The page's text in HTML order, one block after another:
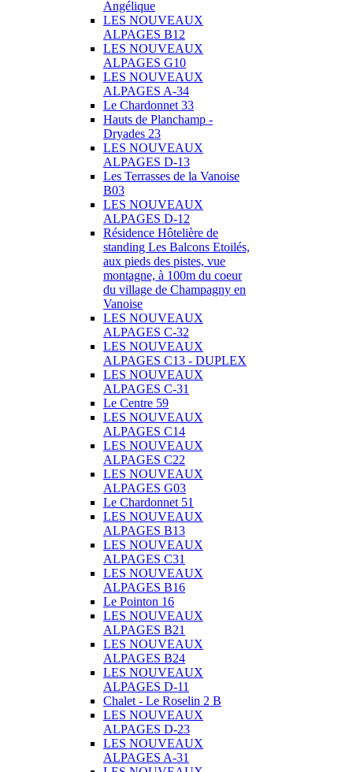
Angélique
LES NOUVEAUX
ALPAGES B12
LES NOUVEAUX
ALPAGES G10
LES NOUVEAUX
ALPAGES A-34
Le Chardonnet 33
Hauts de Planchamp -
Dryades 23
LES NOUVEAUX
ALPAGES D-13
Les Terrasses de la Vanoise
B03
LES NOUVEAUX
ALPAGES D-12
Résidence Hôtelière de
standing Les Balcons Etoilés,
aux pieds des pistes, vue
montagne, à 100m du coeur
du village de Champagny en
Vanoise
LES NOUVEAUX
ALPAGES C-32
LES NOUVEAUX
ALPAGES C13 - DUPLEX
LES NOUVEAUX
ALPAGES C-31
Le Centre 59
LES NOUVEAUX
ALPAGES C14
LES NOUVEAUX
ALPAGES C22
LES NOUVEAUX
ALPAGES G03
Le Chardonnet 51
LES NOUVEAUX
ALPAGES B13
LES NOUVEAUX
ALPAGES C31
LES NOUVEAUX
ALPAGES B16
Le Pointon 16
LES NOUVEAUX
ALPAGES B21
LES NOUVEAUX
ALPAGES B24
LES NOUVEAUX
ALPAGES D-11
Chalet - Le Roselin 2 B
LES NOUVEAUX
ALPAGES D-23
LES NOUVEAUX
ALPAGES A-31